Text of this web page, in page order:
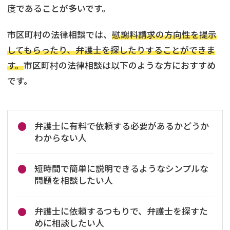
度であることが多いです。
市区町村の法律相談では、 慰謝料請求の方向性を提示
してもらったり、弁護士を探したりすることができま
す。市区町村の法律相談は以下のような方におすすめ
です。
弁護士に有料で依頼する必要があるかどうか
わからない人
短時間で簡単に説明できるようなシンプルな
問題を相談したい人
弁護士に依頼するつもりで、弁護士を探すた
めに相談したい人